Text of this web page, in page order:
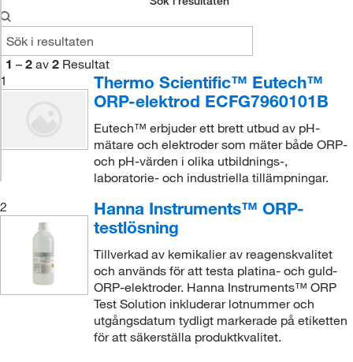
1 – 2 av 2 Resultat
1
Thermo Scientific™ Eutech™
ORP-elektrod ECFG7960101B
Eutech™ erbjuder ett brett utbud av pH-
mätare och elektroder som mäter både ORP-
och pH-värden i olika utbildnings-,
laboratorie- och industriella tillämpningar.
2
Hanna Instruments™ ORP-
testlösning
Tillverkad av kemikalier av reagenskvalitet
och används för att testa platina- och guld-
ORP-elektroder. Hanna Instruments™ ORP
Test Solution inkluderar lotnummer och
utgångsdatum tydligt markerade på etiketten
för att säkerställa produktkvalitet.